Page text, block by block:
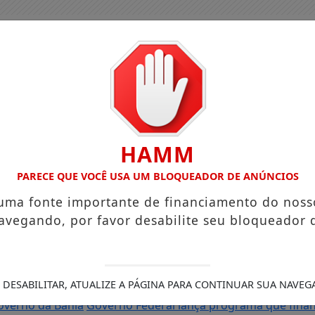
programação com Thalles Roberto
Reforma
por importunação sexual em Feira de Santana é
da BahiaGoverno Federal lança programa que
HAMM
PARECE QUE VOCÊ USA UM BLOQUEADOR DE ANÚNCIOS
fonte importante de financiamento do
por favor desabilite seu bloqueador
DESABILITAR, ATUALIZE A PÁGINA PARA CONTINUAR SUA